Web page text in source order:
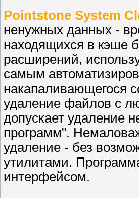
Pointstone System
ненужных данных -
находящихся в кэше
расширений,
самым
накапаливающегося
удаление файлов с
допускает удаление
программ".
удаление - без
утилитами.
интерфейсом.